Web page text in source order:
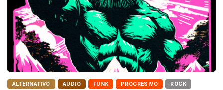
ALTERNATIVO AUDIO FUNK PROGRESIVO ROCK